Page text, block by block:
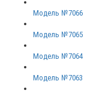
Модель №7066
Модель №7065
Модель №7064
Модель №7063